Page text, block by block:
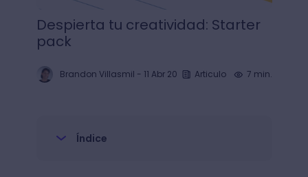
Despierta tu creatividad: Starter
pack
Brandon Villasmil - 11 Abr 20 Articulo 7 min.
Índice